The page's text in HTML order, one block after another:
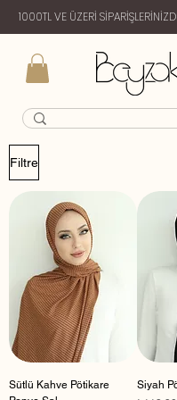
1000TL VE ÜZERİ
Filtre
Sütlü Kahve Pötikare
Siyah